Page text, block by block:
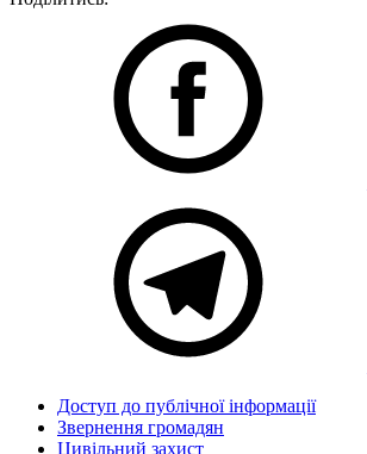
Доступ до публічної інформації
Звернення громадян
Цивільний захист